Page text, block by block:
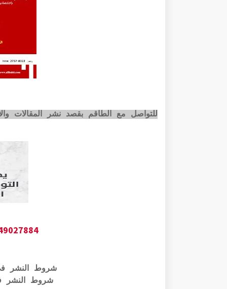
للتواصل مع الطاقم بقصد نشر المقالات
شروط النشر
شروط النشر